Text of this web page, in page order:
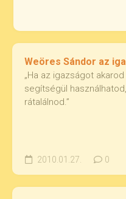
Weöres Sándor az
„Ha az igazságot
segítségül
rátalálnod.”
2010.01.27. 0